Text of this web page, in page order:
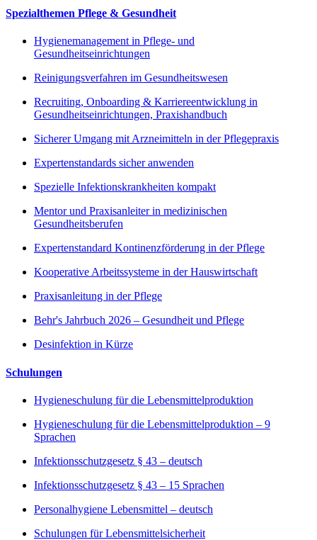
Spezialthemen Pflege & Gesundheit
Hygienemanagement in Pflege- und
Gesundheitseinrichtungen
Reinigungsverfahren im Gesundheitswesen
Recruiting, Onboarding & Karriereentwicklung in
Gesundheitseinrichtungen, Praxishandbuch
Sicherer Umgang mit Arzneimitteln in der Pflegepraxis
Expertenstandards sicher anwenden
Spezielle Infektionskrankheiten kompakt
Mentor und Praxisanleiter in medizinischen
Gesundheitsberufen
Expertenstandard Kontinenzförderung in der Pflege
Kooperative Arbeitssysteme in der Hauswirtschaft
Praxisanleitung in der Pflege
Behr's Jahrbuch 2026 – Gesundheit und Pflege
Desinfektion in Kürze
Schulungen
Hygieneschulung für die Lebensmittelproduktion
Hygieneschulung für die Lebensmittelproduktion – 9
Sprachen
Infektionsschutzgesetz § 43 – deutsch
Infektionsschutzgesetz § 43 – 15 Sprachen
Personalhygiene Lebensmittel – deutsch
Schulungen für Lebensmittelsicherheit